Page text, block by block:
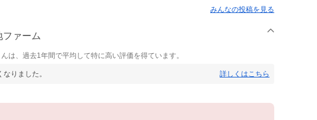
みんなの投稿を見る
ファーム
は、過去1年間で平均して特に高い評価を得ています。
りました。 詳しくはこちら